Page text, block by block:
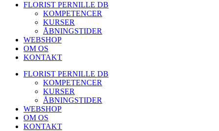
FLORIST PERNILLE DB
KOMPETENCER
KURSER
ÅBNINGSTIDER
WEBSHOP
OM OS
KONTAKT
FLORIST PERNILLE DB
KOMPETENCER
KURSER
ÅBNINGSTIDER
WEBSHOP
OM OS
KONTAKT